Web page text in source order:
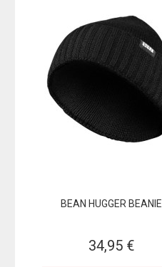
BEAN HUGGER BEANIE
34,95 €